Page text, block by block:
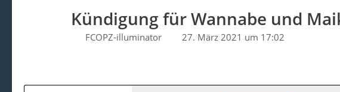
Kündigung für Wannabe und
FCOPZ-illuminator 27. März 2021 um 17:02